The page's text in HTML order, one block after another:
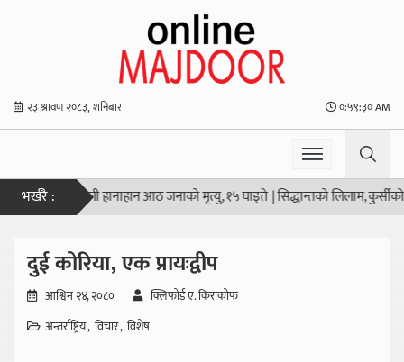
२३ श्रावण २०८३, शनिबार ०:५९:३१ AM
भर्खरै :
स्कूलमा गोली हानाहान आठ जनाको मृत्यु, १५ घाइते |सिद्धान्तको लिलाम, कुर्सीको
दुई कोरिया, एक प्रायःद्वीप
आश्विन २४, २०८०
क्लिफोर्ड ए. किराकोफ
अन्तर्राष्ट्रिय विचार विशेष